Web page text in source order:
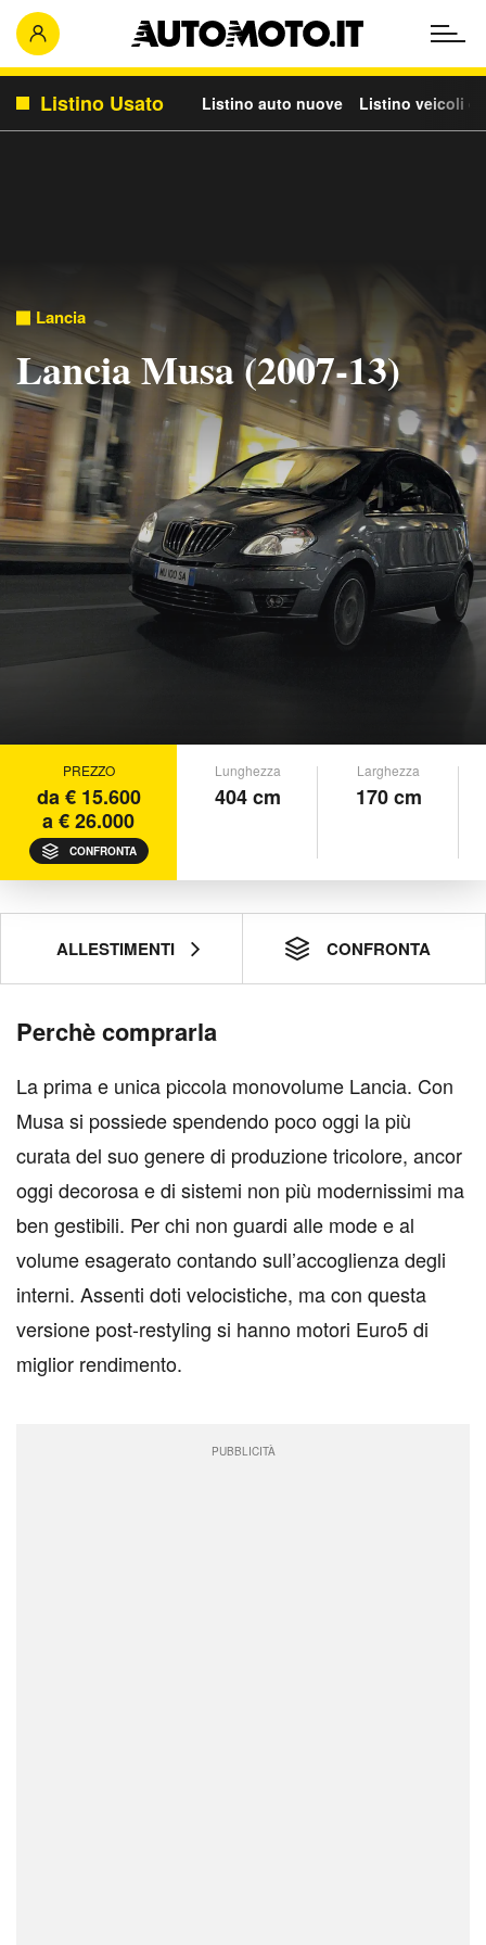
Listino Usato Listino auto nuove Listino veicoli
Lancia
Lancia Musa (2007-13)
PREZZO
da € 15.600
a € 26.000
CONFRONTA
Lunghezza
404 cm
Larghezza
170 cm
ALLESTIMENTI CONFRONTA
Perchè comprarla
La prima e unica piccola monovolume Lancia. Con
Musa si possiede spendendo poco oggi la più
curata del suo genere di produzione tricolore, ancor
oggi decorosa e di sistemi non più modernissimi ma
ben gestibili. Per chi non guardi alle mode e al
volume esagerato contando sull’accoglienza degli
interni. Assenti doti velocistiche, ma con questa
versione post-restyling si hanno motori Euro5 di
miglior rendimento.
PUBBLICITÀ